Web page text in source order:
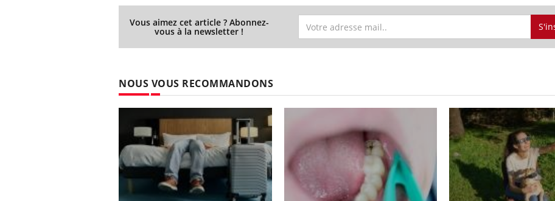
Vous aimez cet article ? Abonnez-
vous à la newsletter !
NOUS VOUS RECOMMANDONS